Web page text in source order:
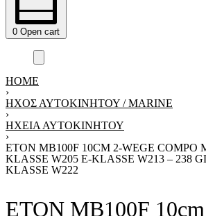
0 Open cart
HOME
›
ΗΧΟΣ ΑΥΤΟΚΙΝΗΤΟΥ / MARINE
›
ΗΧΕΊΑ ΑΥΤΟΚΙΝΉΤΟΥ
›
ETON MB100F 10CM 2-WEGE COMPO
KLASSE W205 E-KLASSE W213 – 238
KLASSE W222
ETON MB100F